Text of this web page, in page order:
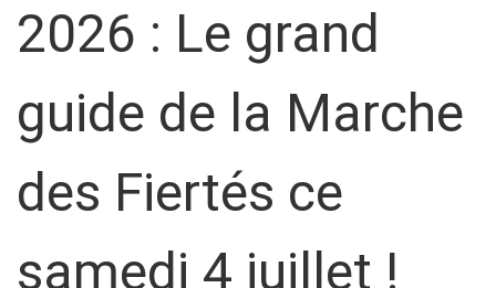
2026 : Le grand
guide de la Marche
des Fiertés ce
samedi 4 juillet !